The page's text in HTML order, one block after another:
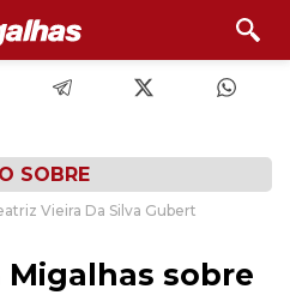
SOBRE
Vieira Da Silva Gubert
Migalhas sobre